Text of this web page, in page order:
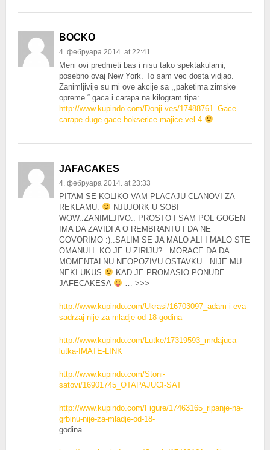
BOCKO
4. фебруара 2014. at 22:41
Meni ovi predmeti bas i nisu tako spektakularni,
posebno ovaj New York. To sam vec dosta vidjao.
Zanimljivije su mi ove akcije sa ,,paketima zimske
opreme “ gaca i carapa na kilogram tipa:
http://www.kupindo.com/Donji-ves/17488761_Gace-
carape-duge-gace-bokserice-majice-vel-4
JAFACAKES
4. фебруара 2014. at 23:33
PITAM SE KOLIKO VAM PLACAJU CLANOVI ZA
REKLAMU.
NJUJORK U SOBI
WOW..ZANIMLJIVO.. PROSTO I SAM POL GOGEN
IMA DA ZAVIDI A O REMBRANTU I DA NE
GOVORIMO :)..SALIM SE JA MALO ALI I MALO STE
OMANULI..KO JE U ZIRIJU? ..MORACE DA DA
MOMENTALNU NEOPOZIVU OSTAVKU…NIJE MU
NEKI UKUS
KAD JE PROMASIO PONUDE
JAFECAKESA
… >>>
http://www.kupindo.com/Ukrasi/16703097_adam-i-eva-
sadrzaj-nije-za-mladje-od-18-godina
http://www.kupindo.com/Lutke/17319593_mrdajuca-
lutka-IMATE-LINK
http://www.kupindo.com/Stoni-
satovi/16901745_OTAPAJUCI-SAT
http://www.kupindo.com/Figure/17463165_ripanje-na-
grbinu-nije-za-mladje-od-18-
godina